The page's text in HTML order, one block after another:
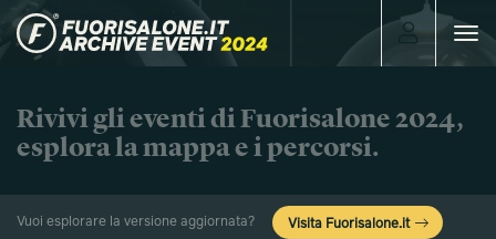
Toggle
Rivivi gli eventi di Fuorisalone 2024,
esplora la mappa e i percorsi.
Vuoi esplorare la versione aggiornata? Visita Fuorisalone.it